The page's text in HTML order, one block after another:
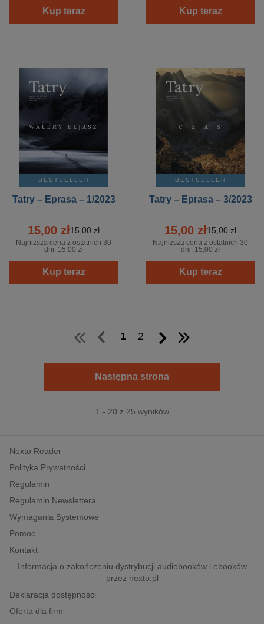
Kup teraz Kup teraz
BESTSELLER
Tatry – Eprasa – 1/2023
15,00 zł15,00 zł
Najniższa cena z ostatnich 30
dni: 15,00 zł
Kup teraz
BESTSELLER
Tatry – Eprasa – 3/2023
15,00 zł15,00 zł
Najniższa cena z ostatnich 30
dni: 15,00 zł
Kup teraz
1 2
Następna strona
1 - 20 z 25 wyników
Nexto Reader
Polityka Prywatności
Regulamin
Regulamin Newslettera
Wymagania Systemowe
Pomoc
Kontakt
Informacja o zakończeniu dystrybucji audiobooków i ebooków
przez nexto.pl
Deklaracja dostępności
Oferta dla firm